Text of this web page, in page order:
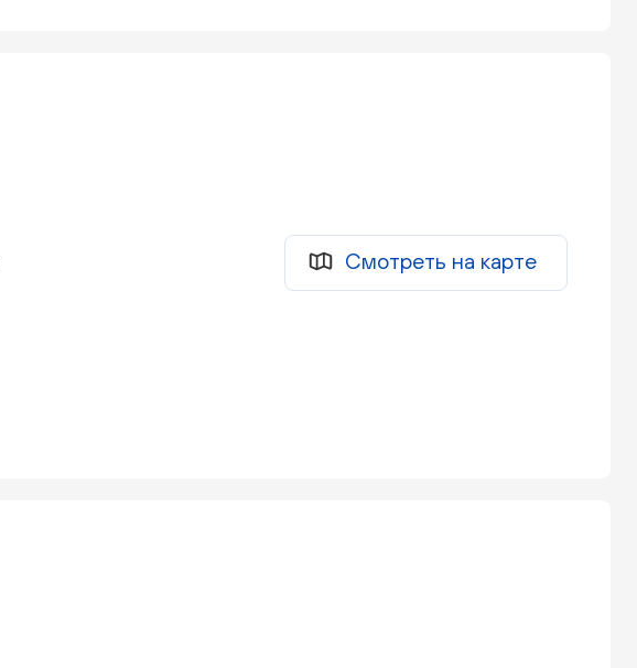
Смотреть на карте